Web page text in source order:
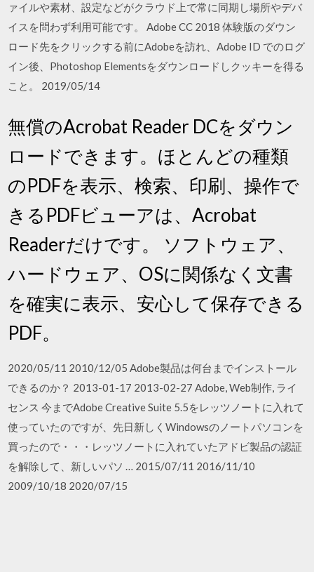
ァイルや素材、設定などがクラウド上で常に同期し場所やデバ
イスを問わず利用可能です。 Adobe CC 2018 体験版のダウン
ロード先をクリックする前にAdobeを訪れ、Adobe ID でのログ
イン後、Photoshop Elementsをダウンロードしクッキーを得る
こと。 2019/05/14
無償のAcrobat Reader DCをダウン
ロードできます。ほとんどの種類
のPDFを表示、検索、印刷、操作で
きるPDFビューアは、Acrobat
Readerだけです。 ソフトウェア、
ハードウェア、OSに関係なく文書
を確実に表示、安心して保存できる
PDF。
2020/05/11 2010/12/05 Adobe製品は何台までインストール
できるのか？ 2013-01-17 2013-02-27 Adobe, Web制作, ライ
センス 今までAdobe Creative Suite 5.5をレッツノートに入れて
使っていたのですが、先日新しくWindowsのノートパソコンを
買ったので・・・レッツノートに入れていたアドビ製品の認証
を解除して、新しいパソ … 2015/07/11 2016/11/10
2009/10/18 2020/07/15